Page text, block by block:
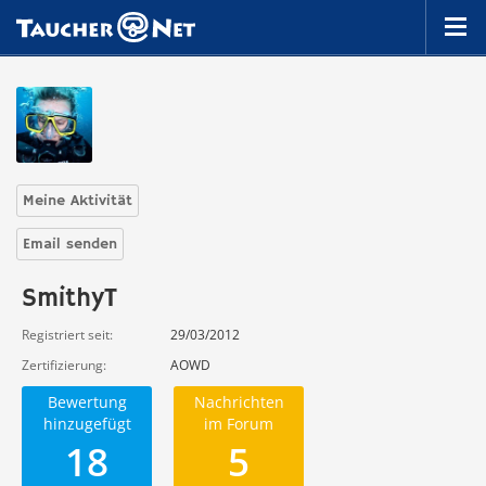
Meine Aktivität
Email senden
SmithyT
Registriert seit
29/03/2012
Zertifizierung
AOWD
Bewertung
hinzugefügt
18
Nachrichten
im Forum
5